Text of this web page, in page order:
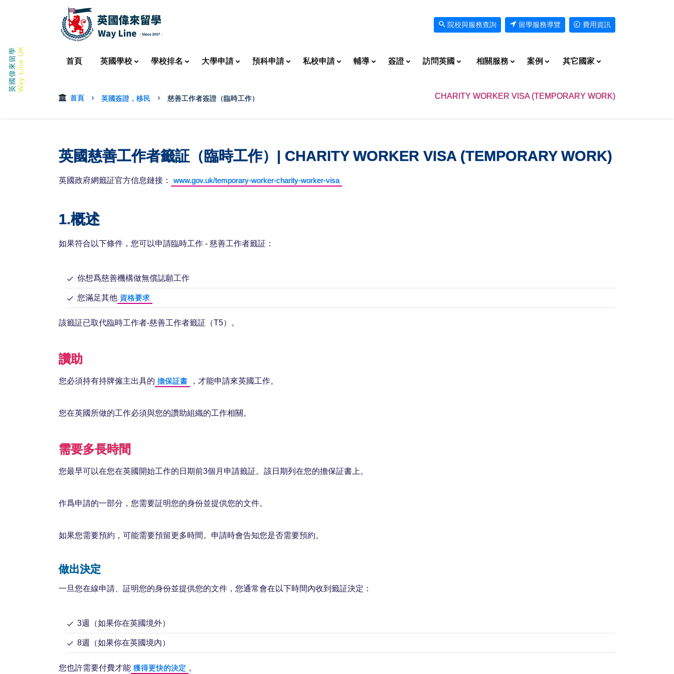
院校與服務查詢 留學服務導覽 費用資訊
首頁 英國學校 學校排名 大學申請 預科申請 私校申請 輔導 簽證 訪問英國 相關服務 案例 其它國家
英國偉來留學Way Line UK
首頁 英國簽證，移民 慈善工作者簽證（臨時工作） CHARITY WORKER VISA (TEMPORARY WORK)
英國慈善工作者籤証（臨時工作）| CHARITY WORKER VISA (TEMPORARY WORK)
英國政府網籤証官方信息鏈接： www.gov.uk/temporary-worker-charity-worker-visa
1.概述
如果符合以下條件，您可以申請臨時工作 - 慈善工作者籤証：
你想爲慈善機構做無償誌願工作
您滿足其他 資格要求
該籤証已取代臨時工作者-慈善工作者籤証（T5）。
讚助
您必須持有持牌僱主出具的 擔保証書 ，才能申請來英國工作。
您在英國所做的工作必須與您的讚助組織的工作相關。
需要多長時間
您最早可以在您在英國開始工作的日期前3個月申請籤証。該日期列在您的擔保証書上。
作爲申請的一部分，您需要証明您的身份並提供您的文件。
如果您需要預約，可能需要預留更多時間。申請時會告知您是否需要預約。
做出決定
一旦您在線申請、証明您的身份並提供您的文件，您通常會在以下時間內收到籤証決定：
3週（如果你在英國境外）
8週（如果你在英國境內）
您也許需要付費才能 獲得更快的決定 。